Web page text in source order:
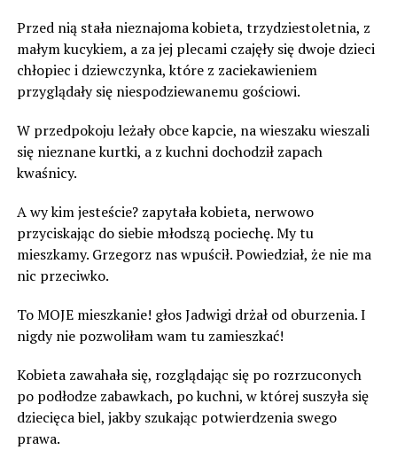
Przed nią stała nieznajoma kobieta, trzydziestoletnia, z
małym kucykiem, a za jej plecami czajęły się dwoje dzieci
chłopiec i dziewczynka, które z zaciekawieniem
przyglądały się niespodziewanemu gościowi.
W przedpokoju leżały obce kapcie, na wieszaku wieszali
się nieznane kurtki, a z kuchni dochodził zapach
kwaśnicy.
A wy kim jesteście? zapytała kobieta, nerwowo
przyciskając do siebie młodszą pociechę. My tu
mieszkamy. Grzegorz nas wpuścił. Powiedział, że nie ma
nic przeciwko.
To MOJE mieszkanie! głos Jadwigi drżał od oburzenia. I
nigdy nie pozwoliłam wam tu zamieszkać!
Kobieta zawahała się, rozglądając się po rozrzuconych
po podłodze zabawkach, po kuchni, w której suszyła się
dziecięca biel, jakby szukając potwierdzenia swego
prawa.